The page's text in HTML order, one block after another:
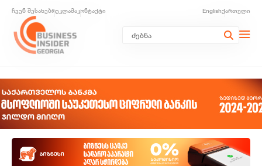
ჩვენ შესახებრეკლამაკონტაქტი Englishქართული